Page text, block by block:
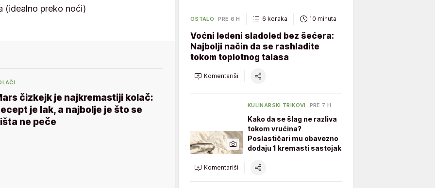
(idealno preko noći)
čizkejk je najkremastiji kolač:
je lak, a najbolje je što se
ne peče
OSTALO PRE 6 H 6 koraka 10 minuta
Voćni ledeni sladoled bez šećera:
Najbolji način da se rashladite
tokom toplotnog talasa
Komentariši
KULINARSKI TRIKOVI PRE 7 H
Kako da se šlag ne razliva
tokom vrućina?
Poslastičari mu obavezno
dodaju 1 kremasti sastojak
Komentariši